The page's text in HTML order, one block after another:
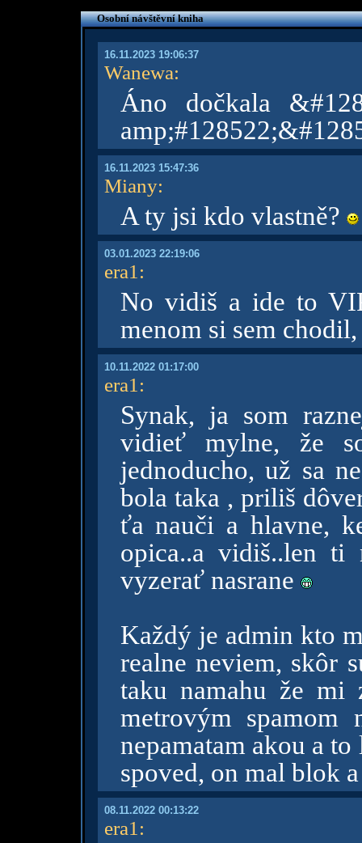
Osobní návštěvní kniha
16.11.2023 19:06:37
Wanewa:
Áno dočkala
16.11.2023 15:47:36
Miany:
A ty jsi kdo vlastně?
03.01.2023 22:19:06
era1 :
No vidiš a ide to
menom si sem
10.11.2022 01:17:00
era1 :
Synak, ja som
vidieť mylne, že
jednoducho, už sa
bola taka , priliš
ťa nauči a hlavne,
opica..a vidiš..len
vyzerať nasrane
Každý je admin kto
realne neviem, skôr
taku namahu že mi
metrovým spamom
nepamatam akou a
spoved, on mal blok
08.11.2022 00:13:22
era1 :